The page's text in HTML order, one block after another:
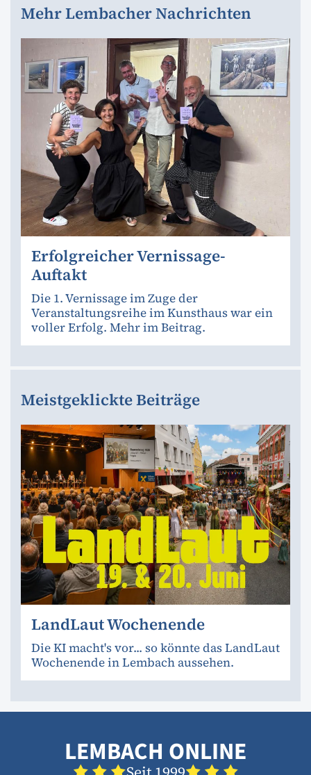
Mehr Lembacher Nachrichten
Erfolgreicher Vernissage-
Auftakt
Die 1. Vernissage im Zuge der
Veranstaltungsreihe im Kunsthaus war ein
voller Erfolg. Mehr im Beitrag.
Meistgeklickte Beiträge
LandLaut Wochenende
Die KI macht's vor... so könnte das LandLaut
Wochenende in Lembach aussehen.
LEMBACH ONLINE